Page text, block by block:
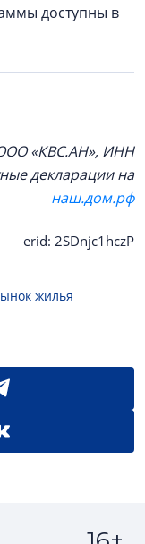
доступны в
«КВС.АН», ИНН
декларации на
наш.дом.рф
erid: 2SDnjc1hczP
жилья